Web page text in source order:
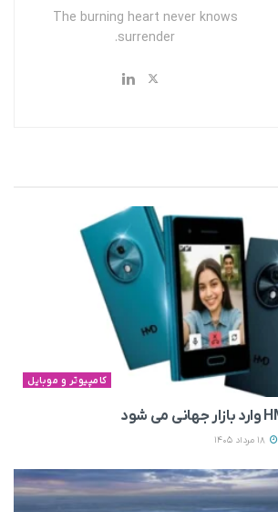
The burning heart never knows
surrender.
کامپیوتر و موبایل